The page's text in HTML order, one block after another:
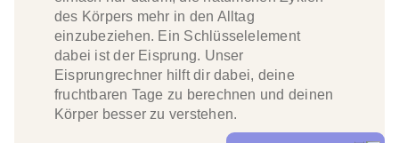
des Körpers mehr in den Alltag
einzubeziehen. Ein Schlüsselelement
dabei ist der Eisprung. Unser
Eisprungrechner hilft dir dabei, deine
fruchtbaren Tage zu berechnen und deinen
Körper besser zu verstehen.